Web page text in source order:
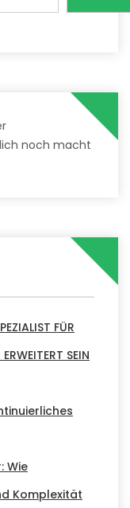
noch macht
FÜR
SEIN
Wie
Komplexität